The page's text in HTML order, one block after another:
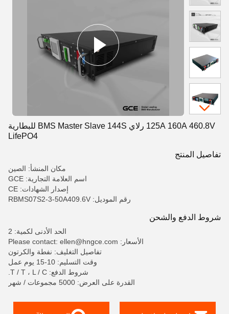
125A 160A 460.8V رلاي BMS Master Slave 144S للبطارية
LifePO4
تفاصيل المنتج
مكان المنشأ: الصين
اسم العلامة التجارية: GCE
إصدار الشهادات: CE
رقم الموديل: RBMS07S2-3-50A409.6V
شروط الدفع والشحن
الحد الأدنى لكمية: 2
الأسعار: Please contact: ellen@hngce.com
تفاصيل التغليف: نفطة والكرتون
وقت التسليم: 10-15 يوم عمل
شروط الدفع: T / T ، L / C.
القدرة على العرض: 5000 مجموعات / شهر